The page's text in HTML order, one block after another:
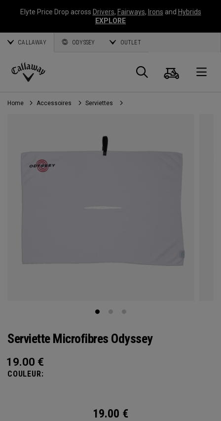
Elyte Price Drop across Drivers, Fairways, Irons and Hybrids
EXPLORE
CALLAWAY ODYSSEY OUTLET
Callaway
Golf
Panier
Home Accessoires Serviettes
Serviette Microfibres Odyssey
19.00 €
COULEUR:
19.00 €